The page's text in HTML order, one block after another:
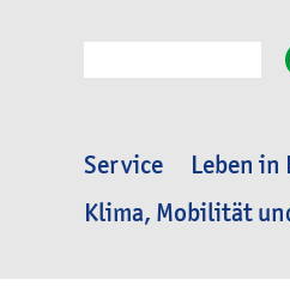
Service Leben in
Klima, Mobilität